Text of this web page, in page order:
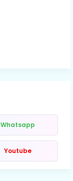
Whatsapp
Youtube